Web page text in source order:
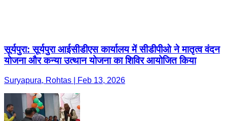
सूर्यपुरा: सूर्यपुरा आईसीडीएस कार्यालय में सीडीपीओ ने मातृत्व वंदन
योजना और कन्या उत्थान योजना का शिविर आयोजित किया
Suryapura, Rohtas | Feb 13, 2026